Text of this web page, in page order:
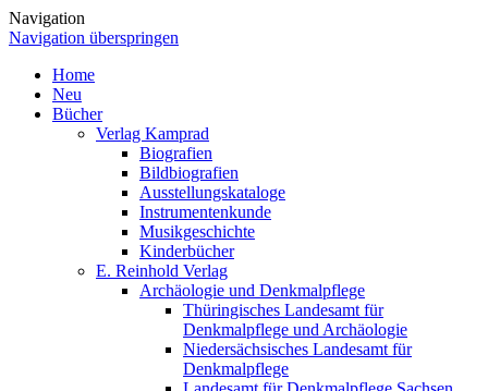
Navigation
Navigation überspringen
Home
Neu
Bücher
Verlag Kamprad
Biografien
Bildbiografien
Ausstellungskataloge
Instrumentenkunde
Musikgeschichte
Kinderbücher
E. Reinhold Verlag
Archäologie und Denkmalpflege
Thüringisches Landesamt für
Denkmalpflege und Archäologie
Niedersächsisches Landesamt für
Denkmalpflege